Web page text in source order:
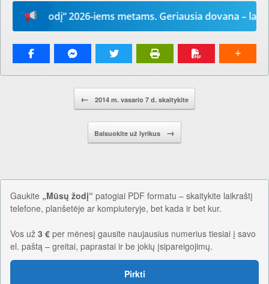
žodį“ 2026-iems metams. Geriausia dovana –
← 2014 m. vasario 7 d. skaitykite
Balsuokite už lyrikus →
Gaukite „Mūsų žodį“ patogiai PDF formatu – skaitykite laikraštį
telefone, planšetėje ar kompiuteryje, bet kada ir bet kur.
Vos už 3 € per mėnesį gausite naujausius numerius tiesiai į savo
el. paštą – greitai, paprastai ir be jokių įsipareigojimų.
Pirkti